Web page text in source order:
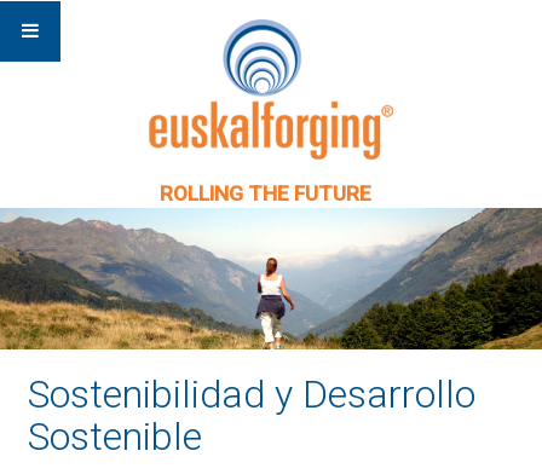
ROLLING THE FUTURE
Sostenibilidad y Desarrollo
Sostenible